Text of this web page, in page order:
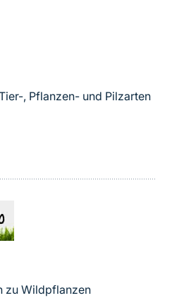
, Pflanzen- und Pilzarten
zu Wildpflanzen